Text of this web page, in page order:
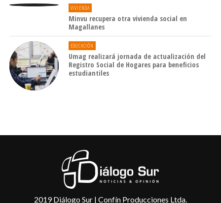
VIVIENDA
Minvu recupera otra vivienda social en
Magallanes
EDUCACIÓN
Umag realizará jornada de actualización del
Registro Social de Hogares para beneficios
estudiantiles
2019 Diálogo Sur | Confín Producciones Ltda.